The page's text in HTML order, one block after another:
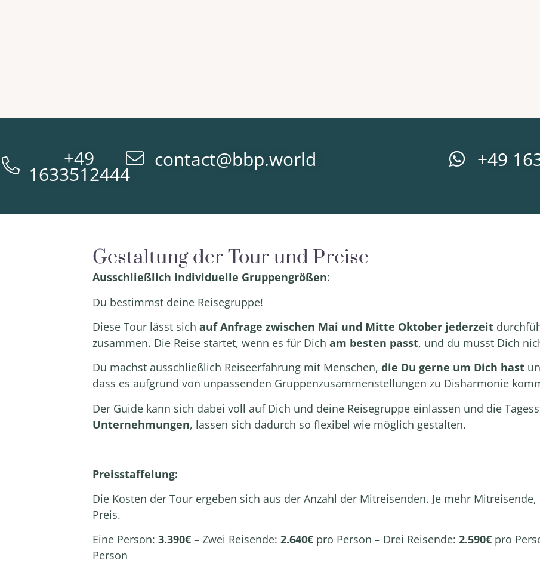
+49
1633512444
contact@bbp.world +49
Gestaltung der Tour und Preise
Ausschließlich individuelle Gruppengrößen:
Du bestimmst deine Reisegruppe!
Diese Tour lässt sich aufAnfrage zwischen Mai und Mitte Oktober jederzeit
zusammen. Die Reise startet, wenn es für Dich am besten passt, und du musst Dich
Du machst ausschließlich Reiseerfahrung mit Menschen, die Du gerne um Dich hast
dass es aufgrund von unpassenden Gruppenzusammenstellungen zu Disharmonie
Der Guide kann sich dabei voll auf Dich und deine Reisegruppe einlassen und die
Unternehmungen, lassen sich dadurch so flexibel wie möglich gestalten.
Preisstaffelung:
Die Kosten der Tour ergeben sich aus der Anzahl der Mitreisenden. Je mehr
Preis.
Eine Person: 3.390€ – Zwei Reisende: 2.640€ pro Person – Drei Reisende: 2.590€ pro
Person